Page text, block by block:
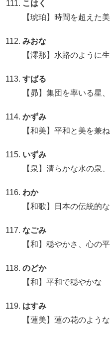
こはく
【琥珀】時間を超えた
みおな
【澪那】水路のように
すばる
【昴】集団を率いる星
かずみ
【和美】平和と美を兼
いずみ
【泉】清らかな水の泉
わか
【和歌】日本の伝統的
なごみ
【和】穏やかさ、心の
のどか
【和】平和で穏やかな
はすみ
【蓮美】蓮の花のよう